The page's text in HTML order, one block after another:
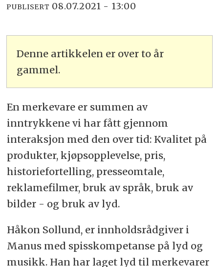
PUBLISERT 08.07.2021 - 13:00
Denne artikkelen er over to år
gammel.
En merkevare er summen av
inntrykkene vi har fått gjennom
interaksjon med den over tid: Kvalitet på
produkter, kjøpsopplevelse, pris,
historiefortelling, presseomtale,
reklamefilmer, bruk av språk, bruk av
bilder - og bruk av lyd.
Håkon Sollund, er innholdsrådgiver i
Manus med spisskompetanse på lyd og
musikk. Han har laget lyd til merkevarer